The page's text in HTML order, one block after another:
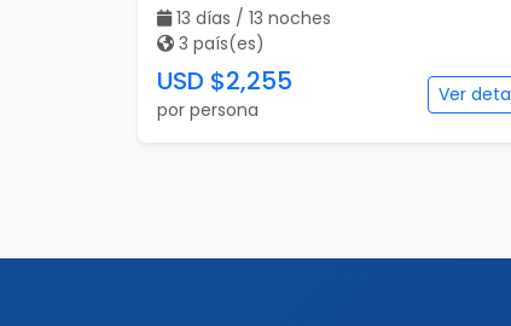
13 días / 13 noches
3 país(es)
USD $2,255
por persona
Ver